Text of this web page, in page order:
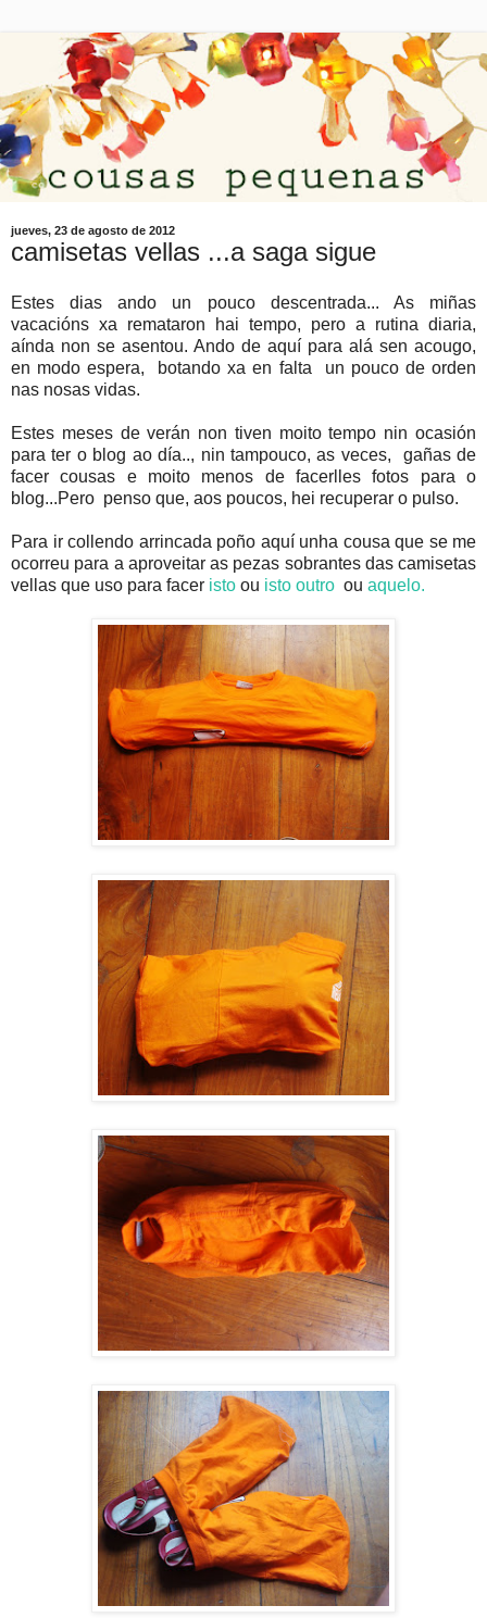
jueves, 23 de agosto de 2012
camisetas vellas ...a saga sigue
Estes dias ando un pouco descentrada... As miñas
vacacións xa remataron hai tempo, pero a rutina diaria,
aínda non se asentou. Ando de aquí para alá sen acougo,
en modo espera, botando xa en falta un pouco de orden
nas nosas vidas.
Estes meses de verán non tiven moito tempo nin ocasión
para ter o blog ao día.., nin tampouco, as veces, gañas de
facer cousas e moito menos de facerlles fotos para o
blog...Pero penso que, aos poucos, hei recuperar o pulso.
Para ir collendo arrincada poño aquí unha cousa que se me
ocorreu para a aproveitar as pezas sobrantes das camisetas
vellas que uso para facer isto ou isto outro ou aquelo.